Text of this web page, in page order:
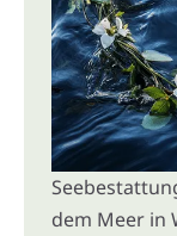
dem Meer in